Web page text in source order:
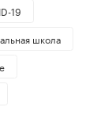
19
школа